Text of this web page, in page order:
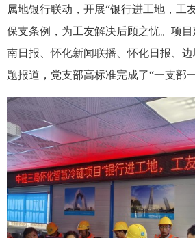
属地银行联动，开展“银行进工地，工
保支条例，为工友解决后顾之忧。项
南日报、怀化新闻联播、怀化日报、
题报道，党支部高标准完成了“一支部